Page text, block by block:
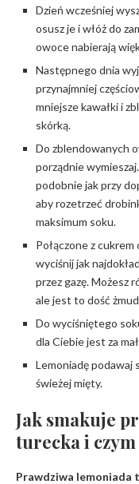
Dzień wcześniej
osusz je i włóż do
owoce nabierają
Następnego dnia
przynajmniej
mniejsze kawałki i
skórką.
Do zblendowanych
porządnie
podobnie jak przy
aby rozetrzeć
maksimum soku.
Połączone z
wyciśnij jak
przez gazę. Możesz
ale jest to dość
Do wyciśniętego
dla Ciebie jest za
Lemoniadę podawaj
świeżej mięty.
Jak smakuje
turecka i
Prawdziwa lemoniada